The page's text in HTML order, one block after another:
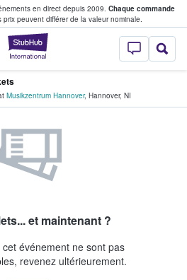
en direct depuis 2009. Chaque commande
prix peuvent différer de la valeur nominale.
StubHub - Où
des billets
Musikzentrum Hannover, Hannover, NI
et maintenant ?
événement ne sont pas
revenez ultérieurement.